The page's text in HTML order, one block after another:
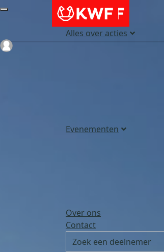
Alles over acties
Evenementen
Over ons
Contact